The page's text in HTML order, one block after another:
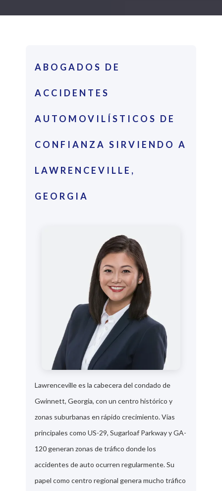
ABOGADOS DE
ACCIDENTES
AUTOMOVILÍSTICOS DE
CONFIANZA SIRVIENDO A
LAWRENCEVILLE,
GEORGIA
Lawrenceville es la cabecera del condado de
Gwinnett, Georgia, con un centro histórico y
zonas suburbanas en rápido crecimiento. Vías
principales como US-29, Sugarloaf Parkway y GA-
120 generan zonas de tráfico donde los
accidentes de auto ocurren regularmente. Su
papel como centro regional genera mucho tráfico